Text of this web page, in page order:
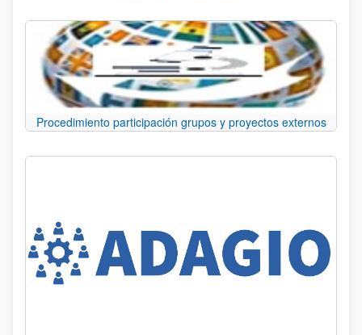
Procedimiento participación grupos y proyectos externos